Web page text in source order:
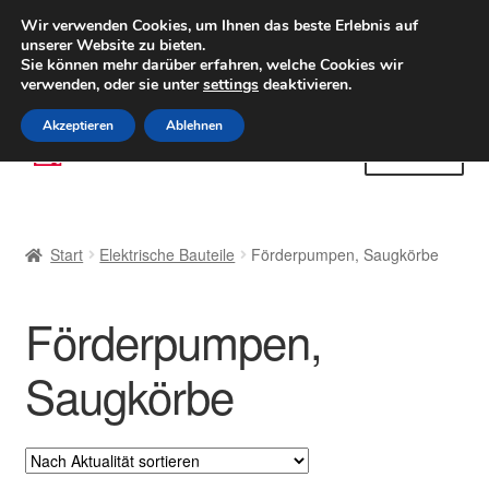
LIEFERUNG ab 6 EUR
Weltweiter Versand
(800) 500 564Mo-Fr 9-16 Uhr
Zur
Navigation
Zum
Inhalt
AGB
Beschwerden
Beschwerdeordnung
Datenschutz-Bestimmungen
Start Elektrische Bauteile Förderpumpen, Saugkörbe
Förderpumpen,
Saugkörbe
Wir verwenden Cookies, um Ihnen das beste Erlebnis auf
unserer Website zu bieten.
Sie können mehr darüber erfahren, welche Cookies wir
verwenden, oder sie untersettings deaktivieren.
Akzeptieren Ablehnen